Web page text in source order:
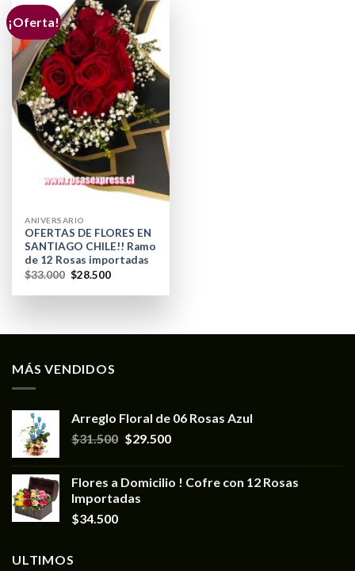
¡Oferta!
ANIVERSARIO
OFERTAS DE FLORES EN
SANTIAGO CHILE!! Ramo
de 12 Rosas importadas
$33.000 $28.500
MÁS VENDIDOS
Arreglo Floral de 06 Rosas Azul
$31.500 $29.500
Flores a Domicilio ! Cofre con 12 Rosas
Importadas
$34.500
ULTIMOS